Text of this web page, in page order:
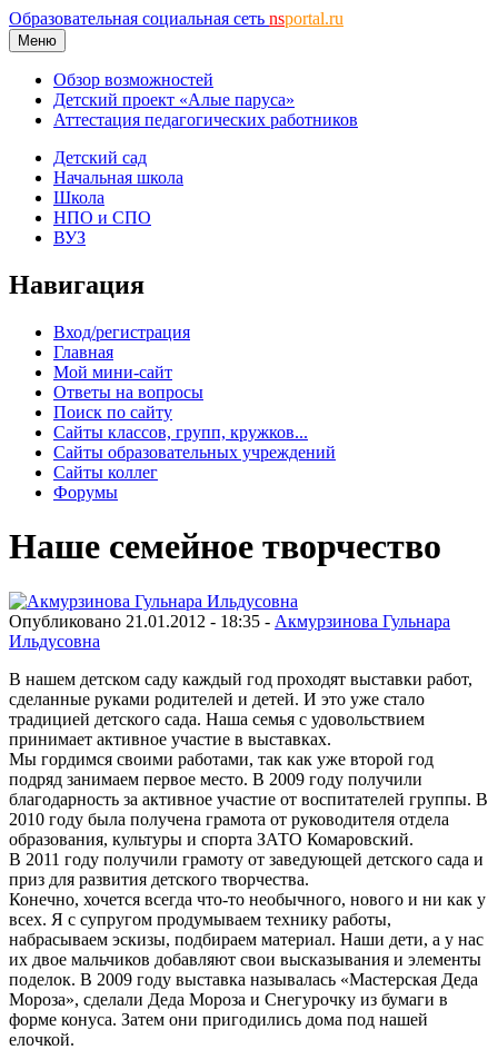
Образовательная социальная сеть nsportal.ru
Меню
Обзор возможностей
Детский проект «Алые паруса»
Аттестация педагогических работников
Детский сад
Начальная школа
Школа
НПО и СПО
ВУЗ
Навигация
Вход/регистрация
Главная
Мой мини-сайт
Ответы на вопросы
Поиск по сайту
Сайты классов, групп, кружков...
Сайты образовательных учреждений
Сайты коллег
Форумы
Наше семейное творчество
Опубликовано 21.01.2012 - 18:35 - Акмурзинова Гульнара
Ильдусовна
В нашем детском саду каждый год проходят выставки работ,
сделанные руками родителей и детей. И это уже стало
традицией детского сада. Наша семья с удовольствием
принимает активное участие в выставках.
Мы гордимся своими работами, так как уже второй год
подряд занимаем первое место. В 2009 году получили
благодарность за активное участие от воспитателей группы. В
2010 году была получена грамота от руководителя отдела
образования, культуры и спорта ЗАТО Комаровский.
В 2011 году получили грамоту от заведующей детского сада и
приз для развития детского творчества.
Конечно, хочется всегда что-то необычного, нового и ни как у
всех. Я с супругом продумываем технику работы,
набрасываем эскизы, подбираем материал. Наши дети, а у нас
их двое мальчиков добавляют свои высказывания и элементы
поделок. В 2009 году выставка называлась «Мастерская Деда
Мороза», сделали Деда Мороза и Снегурочку из бумаги в
форме конуса. Затем они пригодились дома под нашей
елочкой.